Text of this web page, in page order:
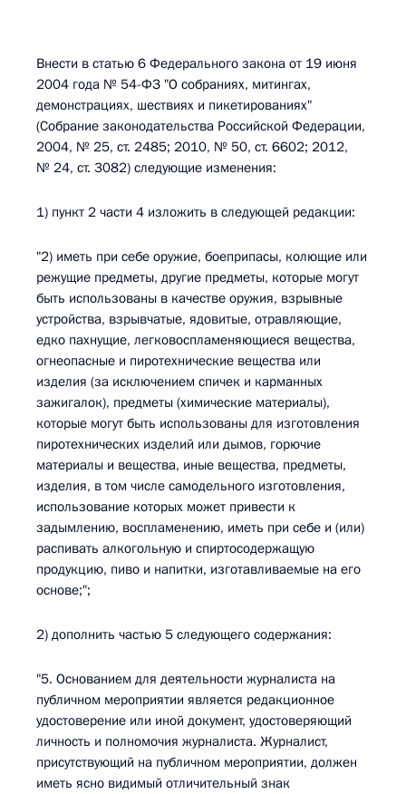
Внести в статью 6 Федерального закона от 19 июня
2004 года № 54-ФЗ "О собраниях, митингах,
демонстрациях, шествиях и пикетированиях"
(Собрание законодательства Российской Федерации,
2004, № 25, ст. 2485; 2010, № 50, ст. 6602; 2012,
№ 24, ст. 3082) следующие изменения:
1) пункт 2 части 4 изложить в следующей редакции:
"2) иметь при себе оружие, боеприпасы, колющие или
режущие предметы, другие предметы, которые могут
быть использованы в качестве оружия, взрывные
устройства, взрывчатые, ядовитые, отравляющие,
едко пахнущие, легковоспламеняющиеся вещества,
огнеопасные и пиротехнические вещества или
изделия (за исключением спичек и карманных
зажигалок), предметы (химические материалы),
которые могут быть использованы для изготовления
пиротехнических изделий или дымов, горючие
материалы и вещества, иные вещества, предметы,
изделия, в том числе самодельного изготовления,
использование которых может привести к
задымлению, воспламенению, иметь при себе и (или)
распивать алкогольную и спиртосодержащую
продукцию, пиво и напитки, изготавливаемые на его
основе;";
2) дополнить частью 5 следующего содержания:
"5. Основанием для деятельности журналиста на
публичном мероприятии является редакционное
удостоверение или иной документ, удостоверяющий
личность и полномочия журналиста. Журналист,
присутствующий на публичном мероприятии, должен
иметь ясно видимый отличительный знак